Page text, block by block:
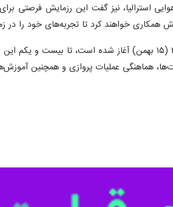
اسکادران ۷۵ نیروی هوایی استرالیا، نیز گفت این
خواهند کرد تا تجربه‌های خود را در
هماهنگی عملیات پروازی و همچنین